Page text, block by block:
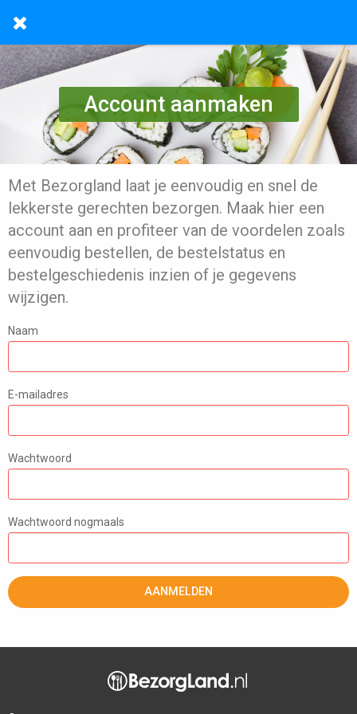
Account aanmaken
Met Bezorgland laat je eenvoudig en snel de
lekkerste gerechten bezorgen. Maak hier een
account aan en profiteer van de voordelen zoals
eenvoudig bestellen, de bestelstatus en
bestelgeschiedenis inzien of je gegevens
wijzigen.
Naam
E-mailadres
Wachtwoord
Wachtwoord nogmaals
AANMELDEN